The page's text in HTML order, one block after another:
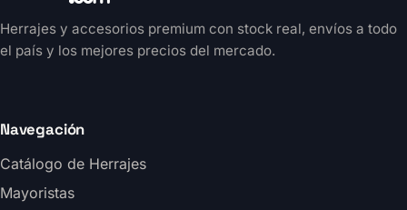
Herrajes y accesorios premium con stock real, envíos a todo
el país y los mejores precios del mercado.
Navegación
Catálogo de Herrajes
Mayoristas